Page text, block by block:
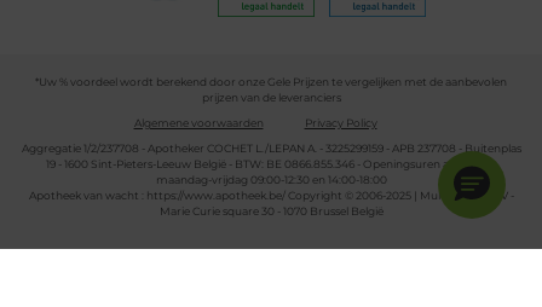
*Uw % voordeel wordt berekend door onze Gele Prijzen te vergelijken met de aanbevolen
prijzen van de leveranciers
Algemene voorwaarden
Privacy Policy
Aggregatie 1/2/237708 - Apotheker COCHET L./LEPAN A. - 3225299159 - APB 237708 - Buitenplas
19 - 1600 Sint-Pieters-Leeuw België - BTW: BE 0866.855.346 - Openingsuren apotheek:
maandag-vrijdag 09:00-12:30 en 14:00-18:00
Apotheek van wacht :
https://www.apotheek.be/Copyright © 2006-2025 | Multipharma CV -
Marie Curie square 30 - 1070 Brussel België